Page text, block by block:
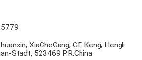
XiaCheGang, GE Keng, Hengli
Stadt, 523469 P.R.China